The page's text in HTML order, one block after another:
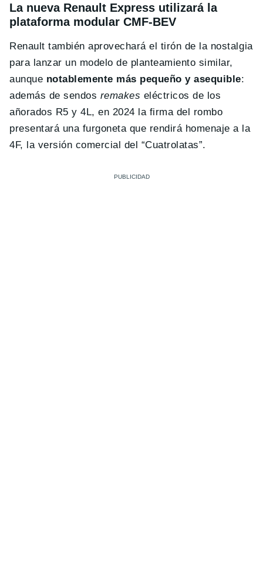
La nueva Renault Express utilizará la
plataforma modular CMF-BEV
Renault también aprovechará el tirón de la nostalgia
para lanzar un modelo de planteamiento similar,
aunque notablemente más pequeño y asequible:
además de sendos remakes eléctricos de los
añorados R5 y 4L, en 2024 la firma del rombo
presentará una furgoneta que rendirá homenaje a la
4F, la versión comercial del “Cuatrolatas”.